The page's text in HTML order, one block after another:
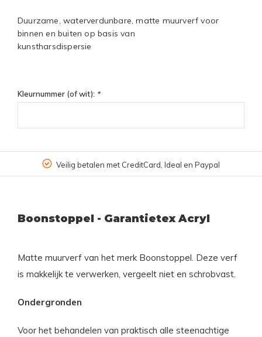
Duurzame, waterverdunbare, matte muurverf voor
binnen en buiten op basis van
kunstharsdispersie
Kleurnummer (of wit): *
Veilig betalen met CreditCard, Ideal en Paypal
Boonstoppel - Garantietex Acryl
Matte muurverf van het merk Boonstoppel. Deze verf
is makkelijk te verwerken, vergeelt niet en schrobvast.
Ondergronden
Voor het behandelen van praktisch alle steenachtige